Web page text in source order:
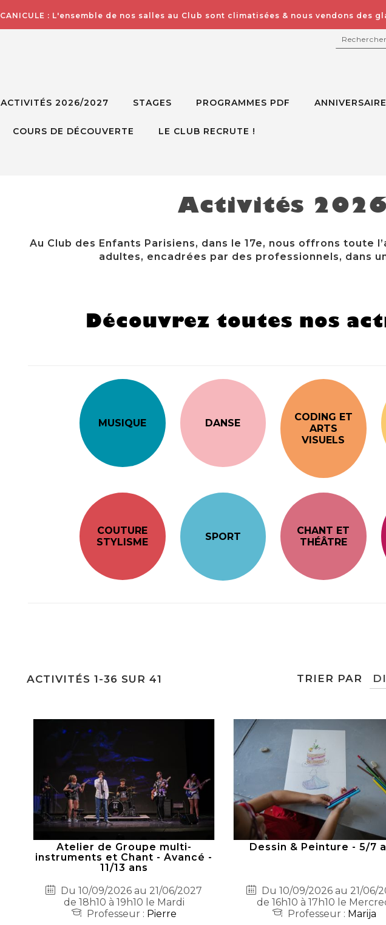
CANICULE : L'ensemble de nos salles au Club sont climatisées & nous vendons des
ACTIVITÉS 2026/2027 STAGES PROGRAMMES PDF
COURS DE DÉCOUVERTE LE CLUB RECRUTE !
Activités
Au Club des Enfants Parisiens, dans le 17e, nous offrons toute
adultes, encadrées par des professionnels, dans
Découvrez toutes nos
MUSIQUE DANSE
CODING ET
ARTS
VISUELS
COUTURE
STYLISME
SPORT
CHANT ET
THÉÂTRE
ACTIVITÉS1-36 SUR41 TRIER PAR
Atelier de Groupe multi-
instruments et Chant - Avancé -
11/13 ans
Du 10/09/2026 au 21/06/2027
de 18h10 à 19h10 le Mardi
Professeur : Pierre
Dessin & Peinture - 5/7
Du 10/09/2026 au 21/06/
de 16h10 à 17h10 le
Professeur : Marija